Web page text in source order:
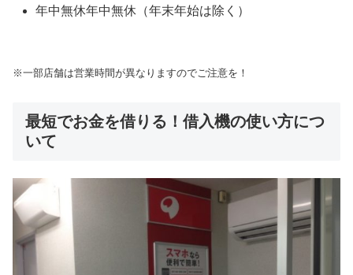
年中無休年中無休（年末年始は除く）
※一部店舗は営業時間が異なりますのでご注意を！
最短でお金を借りる！借入機の使い方につ
いて